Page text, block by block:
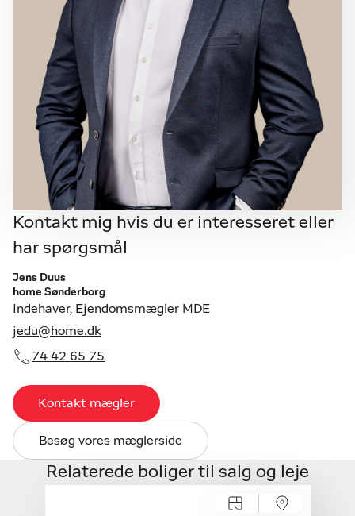
Kontakt mig hvis du er interesseret eller
har spørgsmål
Jens Duus
home Sønderborg
Indehaver, Ejendomsmægler MDE
jedu@home.dk
74 42 65 75
Kontakt mægler
Besøg vores mæglerside
Relaterede boliger til salg og leje